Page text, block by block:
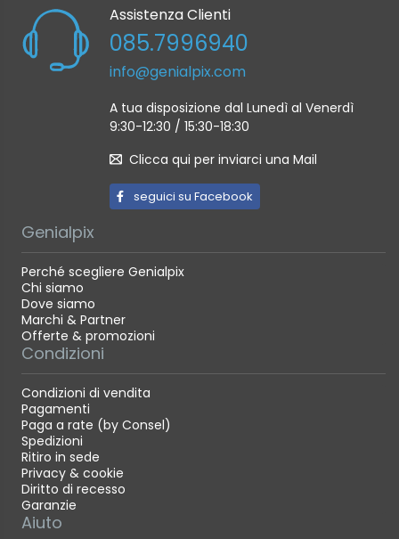
Assistenza Clienti
085.7996940
info@genialpix.com
A tua disposizione dal Lunedì al Venerdì
9:30-12:30 / 15:30-18:30
Clicca qui per inviarci una Mail
seguici su Facebook
Genialpix
Perché scegliere Genialpix
Chi siamo
Dove siamo
Marchi & Partner
Offerte & promozioni
Condizioni
Condizioni di vendita
Pagamenti
Paga a rate (by Consel)
Spedizioni
Ritiro in sede
Privacy & cookie
Diritto di recesso
Garanzie
Aiuto